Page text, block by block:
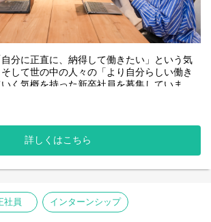
参加する学生さん同士でもカジュアルに交流
モノサシ」を、一緒に見つけましょう！
ご案内をさせていただきます。
ださいね◎
ーーーーーーーー
採用情報はこちら＞
service
けた進捗や悩み、将来自分がやりたいこと
いて共有・相談できるメンター制度や、代
会があります。
分に正直に、納得して働きたい」という気
して世の中の人々の「より自分らしい働き
く気概を持った新卒社員を募集していま
て、まずは熱意重視のオープンポジション
ていない方も、様々な仕事を経験しなが
・ありたいを実現してみませんか？
慮し、既存事業部に所属、仕事の基礎や弊
す。 経験の有無に関わらず、手を挙げれば
詳しくはこちら
社員 インターンシップ